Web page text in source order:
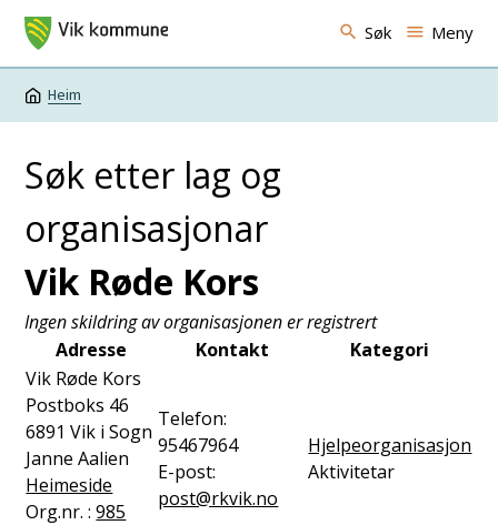
Vik kommune Søk Meny
Du er her:
Heim
Søk etter lag og
organisasjonar
Vik Røde Kors
Ingen skildring av organisasjonen er registrert
Adresse
Kontakt
Kategori
Vik Røde Kors
Postboks 46
6891 Vik i Sogn
Janne Aalien
Heimeside
Org.nr. :985
Telefon:
95467964
E-post:
post@rkvik.no
Hjelpeorganisasjon
Aktivitetar